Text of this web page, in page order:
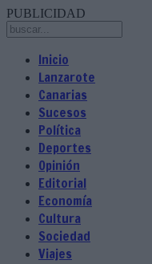
PUBLICIDAD
Inicio
Lanzarote
Canarias
Sucesos
Política
Deportes
Opinión
Editorial
Economía
Cultura
Sociedad
Viajes